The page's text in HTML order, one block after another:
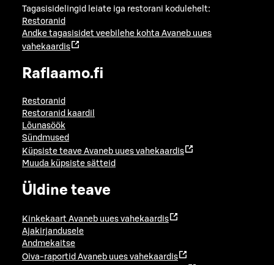
Tagasisidelingid leiate iga restorani kodulehelt:
Restoranid
Andke tagasisidet veebilehe kohta Avaneb uues
vahekaardis
Raflaamo.fi
Restoranid
Restoranid kaardil
Lõunasöök
Sündmused
Küpsiste teave Avaneb uues vahekaardis
Muuda küpsiste sätteid
Üldine teave
Kinkekaart Avaneb uues vahekaardis
Ajakirjandusele
Andmekaitse
Oiva-raportid Avaneb uues vahekaardis